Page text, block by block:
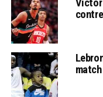
Victor